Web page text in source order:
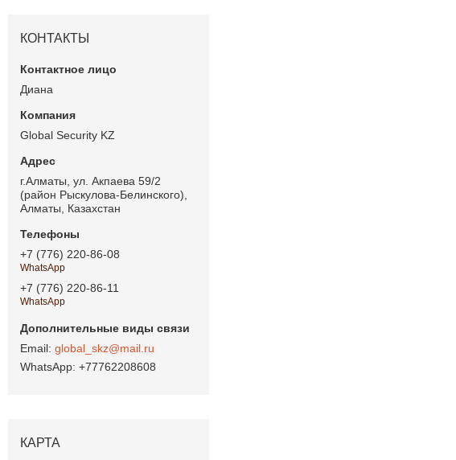
КОНТАКТЫ
Диана
Global Security KZ
г.Алматы, ул. Акпаева 59/2
(район Рыскулова-Белинского),
Алматы, Казахстан
+7 (776) 220-86-08
WhatsApp
+7 (776) 220-86-11
WhatsApp
global_skz@mail.ru
+77762208608
КАРТА